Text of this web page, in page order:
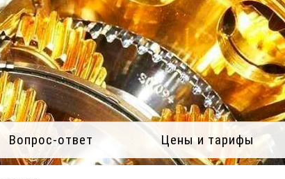
Вопрос-ответ Цены и тарифы